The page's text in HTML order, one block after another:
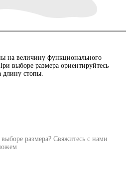
на величину функционального
выборе размера ориентируйтесь
длину стопы.
размера? Свяжитесь с нами